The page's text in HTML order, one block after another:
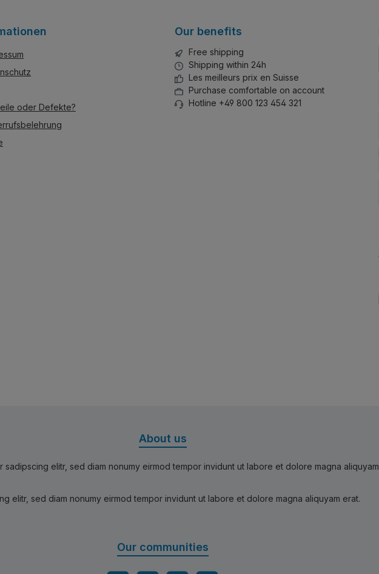
oder Defekte?
Our benefits
Free shipping
Shipping within 24h
Les meilleurs prix en Suisse
Purchase comfortable on account
Hotline +49 800 123 454 321
About us
sadipscing elitr, sed diam nonumy eirmod tempor invidunt ut labore et dolore magna
elitr, sed diam nonumy eirmod tempor invidunt ut labore et dolore magna aliquyam erat.
Our communities